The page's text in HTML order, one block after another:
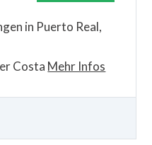
in Puerto Real,
Costa Mehr Infos